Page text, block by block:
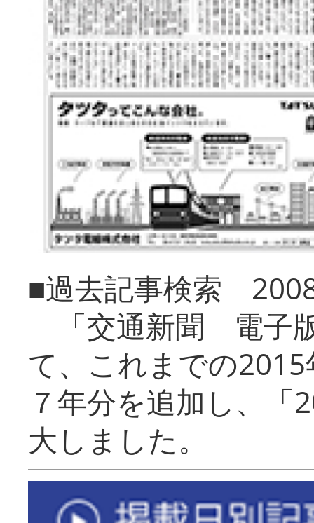
■過去記事検索
「交通新聞 電子
て、これまでの
７年分を追加し、「
大しまし